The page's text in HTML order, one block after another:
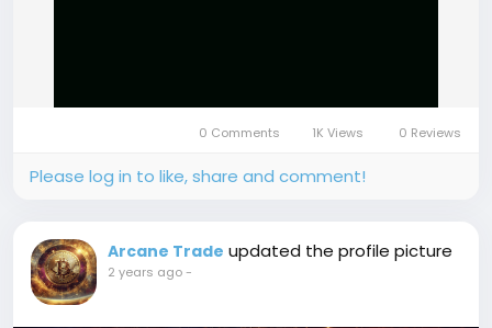
0 Comments 1K Views 0 Reviews
Please log in to like, share and comment!
Arcane Trade updated the profile picture
2 years ago-